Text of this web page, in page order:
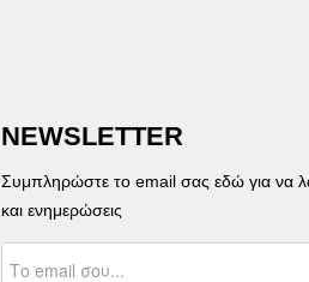
NEWSLETTER
Συμπληρώστε το email σας εδώ για να
και ενημερώσεις